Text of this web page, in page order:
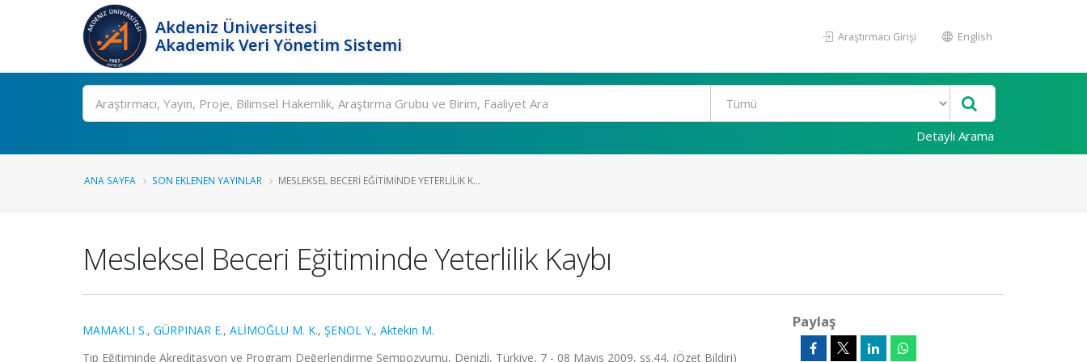
Akdeniz Üniversitesi
Akademik Veri Yönetim Sistemi
Araştırmacı Girişi English
Ara
Detaylı Arama
ANA SAYFA SON EKLENEN YAYINLAR MESLEKSEL BECERI EĞITIMINDE YETERLILIK K...
Mesleksel Beceri Eğitiminde Yeterlilik Kaybı
MAMAKLI S., GÜRPINAR E., ALİMOĞLU M. K., ŞENOL Y., Aktekin M.
Tıp Eğitiminde Akreditasyon ve Program Değerlendirme Sempozyumu, Denizli, Türkiye, 7 - 08 Mayıs 2009, ss.44, (Özet Bildiri)
Paylaş